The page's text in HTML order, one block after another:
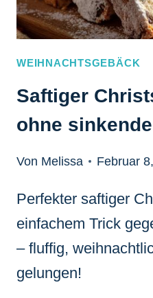
WEIHNACHTSGEBÄCK
Saftiger
ohne
Von Melissa Februar
Perfekter saftiger
einfachem Trick
– fluffig,
gelungen!